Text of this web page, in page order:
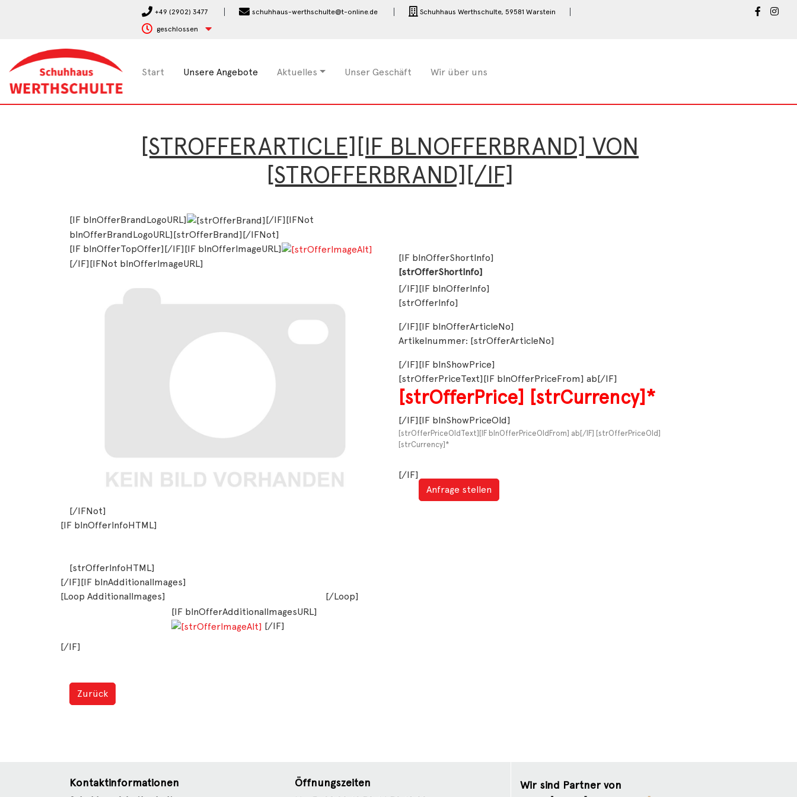
+49 (2902) 3477 schuhhaus-werthschulte@t-online.de Schuhhaus Werthschulte, 59581 Warstein
geschlossen
Start Unsere Angebote Aktuelles Unser Geschäft Wir über uns
[STROFFERARTICLE][IF BLNOFFERBRAND] VON
[STROFFERBRAND][/IF]
[IF blnOfferBrandLogoURL]
[/IF][IFNot
blnOfferBrandLogoURL][strOfferBrand][/IFNot]
[IF blnOfferTopOffer][/IF][IF blnOfferImageURL]
[/IF][IFNot blnOfferImageURL]
[/IFNot]
[IF blnOfferShortInfo]
[strOfferShortInfo]
[/IF][IF blnOfferInfo]
[strOfferInfo]
[/IF][IF blnOfferArticleNo]
Artikelnummer: [strOfferArticleNo]
[/IF][IF blnShowPrice]
[strOfferPriceText][IF blnOfferPriceFrom] ab[/IF]
[strOfferPrice] [strCurrency]*
[/IF][IF blnShowPriceOld]
[strOfferPriceOldText][IF blnOfferPriceOldFrom] ab[/IF] [strOfferPriceOld]
[strCurrency]*
[/IF]
Anfrage stellen
[IF blnOfferInfoHTML]
[strOfferInfoHTML]
[/IF][IF blnAdditionalImages]
[Loop AdditionalImages]
[IF blnOfferAdditionalImagesURL]
[/IF]
[/Loop]
[/IF]
Zurück
Kontaktinformationen Öffnungszeiten Wir sind Partner von